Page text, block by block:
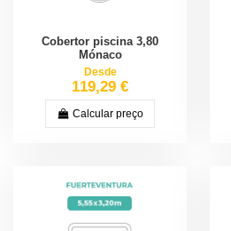
Cobertor piscina 3,80
Mónaco
Desde
119,29 €
Calcular preço